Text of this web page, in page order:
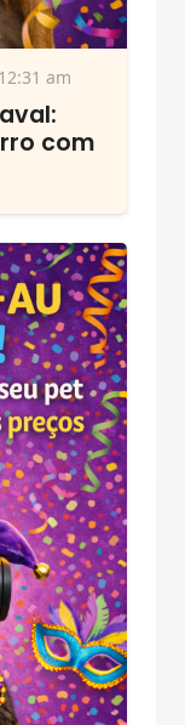
am
com